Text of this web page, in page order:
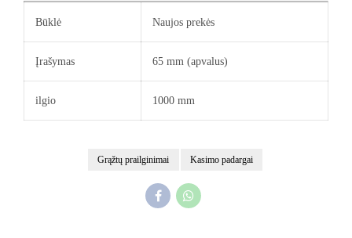
Būklė Naujos prekės
Įrašymas 65 mm (apvalus)
ilgio 1000 mm
Grąžtų prailginimai Kasimo padargai